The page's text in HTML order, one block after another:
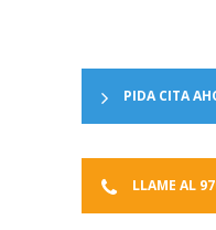
PIDA CITA
LLAME AL